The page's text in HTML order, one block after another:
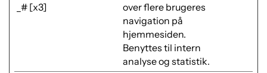
_# [x3]
over flere brugeres
navigation på
hjemmesiden.
Benyttes til intern
analyse og statistik.